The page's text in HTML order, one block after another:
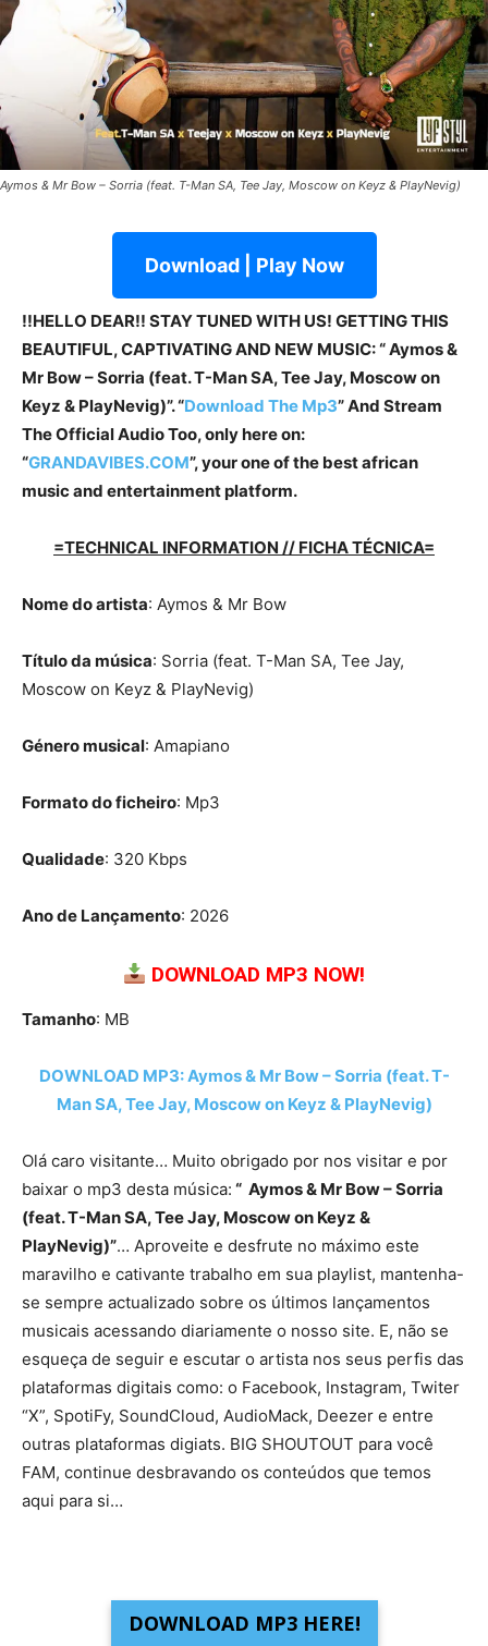
Aymos & Mr Bow – Sorria (feat. T-Man SA, Tee Jay, Moscow on Keyz & PlayNevig)
Download | Play Now
!!HELLO DEAR!! STAY TUNED WITH US! GETTING THIS
BEAUTIFUL, CAPTIVATING AND NEW MUSIC: “ Aymos &
Mr Bow – Sorria (feat. T-Man SA, Tee Jay, Moscow on
Keyz & PlayNevig)”. “Download The Mp3”And Stream
The Official Audio Too, only here on:
“GRANDAVIBES.COM”, your one of the best african
music and entertainment platform.
=TECHNICAL INFORMATION // FICHA TÉCNICA=
Nome do artista: Aymos & Mr Bow
Título da música: Sorria (feat. T-Man SA, Tee Jay,
Moscow on Keyz & PlayNevig)
Género musical: Amapiano
Formato do ficheiro: Mp3
Qualidade: 320 Kbps
Ano de Lançamento: 2026
DOWNLOAD MP3 NOW!
Tamanho: MB
DOWNLOAD MP3: Aymos & Mr Bow – Sorria (feat. T-
Man SA, Tee Jay, Moscow on Keyz & PlayNevig)
Olá caro visitante… Muito obrigado por nos visitar e por
baixar o mp3 desta música: “ Aymos & Mr Bow – Sorria
(feat. T-Man SA, Tee Jay, Moscow on Keyz &
PlayNevig)”… Aproveite e desfrute no máximo este
maravilho e cativante trabalho em sua playlist, mantenha-
se sempre actualizado sobre os últimos lançamentos
musicais acessando diariamente o nosso site. E, não se
esqueça de seguir e escutar o artista nos seus perfis das
plataformas digitais como: o Facebook, Instagram, Twiter
“X”, SpotiFy, SoundCloud, AudioMack, Deezer e entre
outras plataformas digiats. BIG SHOUTOUT para você
FAM, continue desbravando os conteúdos que temos
aqui para si…
DOWNLOAD MP3 HERE!